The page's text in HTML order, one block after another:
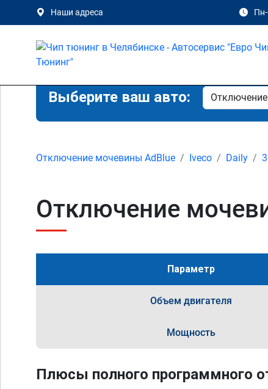
Наши адреса
Выберите ваш авто:
Отключение мочевины AdBlue Iveco Daily
Отключение
Параметр
Объем двигателя
Мощность
Плюсы полного программного